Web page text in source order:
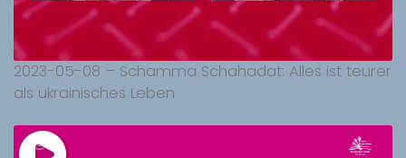
2023-05-08 – Schamma Schahadat: Alles ist teurer
als ukrainisches Leben